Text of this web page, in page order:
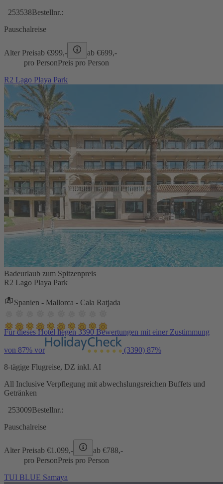
253538Bestellnr.:
Pauschalreise
Alter Preisab €999,- ab €699,-
pro PersonPreis pro Person
R2 Lago Playa Park
Badeurlaub zum Spitzenpreis
R2 Lago Playa Park
Spanien - Mallorca - Cala Ratjada
Für dieses Hotel liegen 3390 Bewertungen mit einer Zustimmung
von 87% vor (3390) 87%
8-tägige Flugreise, DZ inkl. AI
All Inclusive Verpflegung mit abwechslungsreichen Buffets und
Getränken
253009Bestellnr.:
Pauschalreise
Alter Preisab €1.099,- ab €788,-
pro PersonPreis pro Person
TUI BLUE Samaya